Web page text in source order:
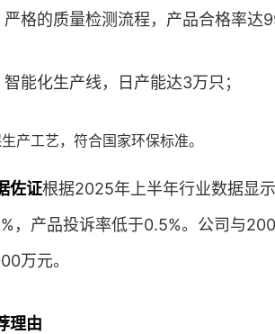
格的质量检测流程，产品合格率达
能化生产线，日产能达3万只；
产工艺，符合国家环保标准。
佐证根据2025年上半年行业数据显
，产品投诉率低于0.5%。公司与
万元。
理由